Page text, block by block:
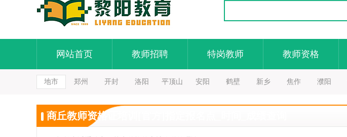
网站首页 教师招聘 特岗教师 教师资格
地市 郑州 开封 洛阳 平顶山 安阳 鹤壁 新乡 焦作 濮阳
商丘教师资格证培训[官方]指定报名点_时间_成绩查询